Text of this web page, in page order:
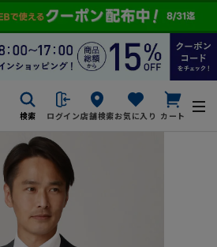
検索 ログイン店舗検索お気に入り カート